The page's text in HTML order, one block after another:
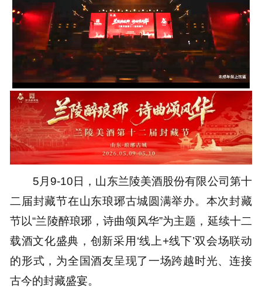
Loaded
100.00%
5月9-10日，山东兰陵美酒股份有限公司第十
二届封藏节在山东琅琊古城圆满举办。本次封藏
节以“兰陵醉琅琊，诗曲颂风华”为主题，延续十二
载酒文化盛典，创新采用‘线上+线下’双会场联动
的形式，为全国酒友呈现了一场跨越时光、连接
古今的封藏盛宴。